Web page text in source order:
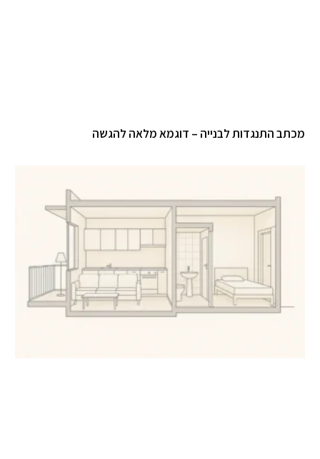
מכתב התנגדות לבנייה – דוגמא מלאה להגשה